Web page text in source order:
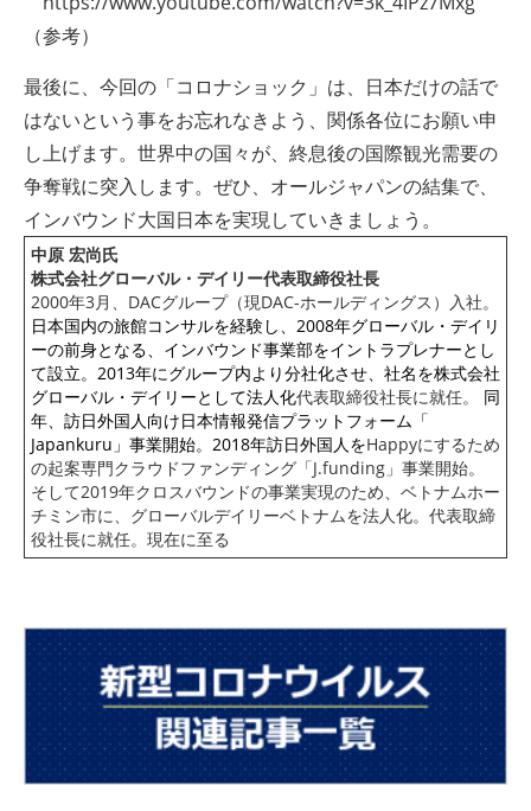
（参考）
最後に、今回の「コロナショック」は、日本だけの話で
はないという事をお忘れなきよう、関係各位にお願い申
し上げます。世界中の国々が、終息後の国際観光需要の
争奪戦に突入します。ぜひ、オールジャパンの結集で、
インバウンド大国日本を実現していきましょう。
中原 宏尚氏
株式会社グローバル・デイリー代表取締役社長
2000年3月、DACグループ（現DAC-ホールディングス）入社。
日本国内の旅館コンサルを経験し、2008年グローバル・ デイリ
ーの前身となる、インバウンド事業部をイントラプレナーとし
て設立。2013年にグループ内より分社化させ、社名を株式会社
グローバル・デイリーとして法人化代表取締役社長に就任。 同
年、 訪日外国人向け日本情報発信プラットフォーム「
Japankuru」事業開始。 2018年訪日外国人をHappyにするため
の起案専門クラウドファンディング「J.funding」事業開始。
そして2019年クロスバウンドの事業実現のため、 ベトナムホー
チミン市に、グローバルデイリーベトナムを法人化。代表取締
役社長に就任。現在に至る